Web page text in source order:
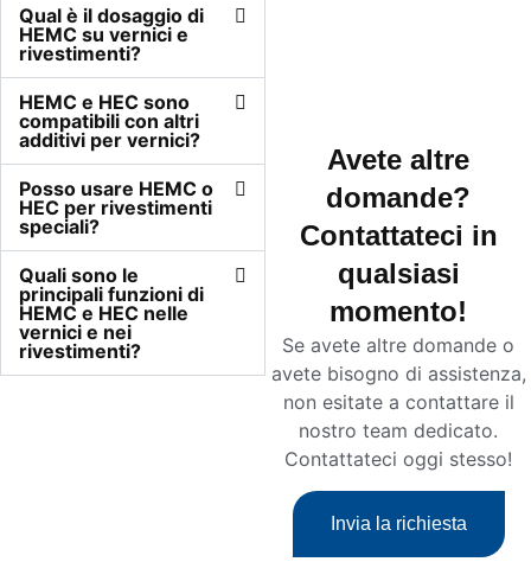
Qual è il dosaggio di
HEMC su vernici e
rivestimenti?
HEMC e HEC sono
compatibili con altri
additivi per vernici?
Posso usare HEMC o
HEC per rivestimenti
speciali?
Quali sono le
principali funzioni di
HEMC e HEC nelle
vernici e nei
rivestimenti?
Avete altre
domande?
Contattateci in
qualsiasi
momento!
Se avete altre domande o
avete bisogno di assistenza,
non esitate a contattare il
nostro team dedicato.
Contattateci oggi stesso!
Invia la richiesta